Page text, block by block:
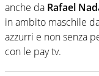
anche da Rafael
in ambito maschile
azzurri e non senza
con le pay tv.